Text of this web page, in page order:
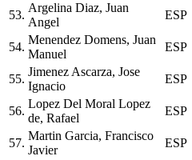
53.
Argelina Diaz, Juan
Angel
ESP
54.
Menendez Domens, Juan
Manuel
ESP
55.
Jimenez Ascarza, Jose
Ignacio
ESP
56.
Lopez Del Moral Lopez
de, Rafael
ESP
57.
Martin Garcia, Francisco
Javier
ESP